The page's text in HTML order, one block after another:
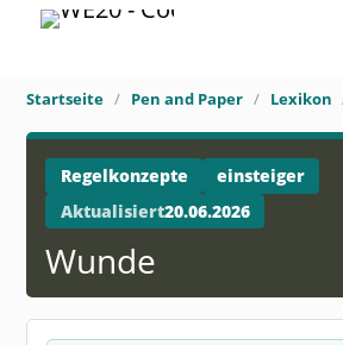
Startseite Pen and Paper Lexikon
Regelkonzepte
einsteiger
Aktualisiert20.06.2026
Wunde